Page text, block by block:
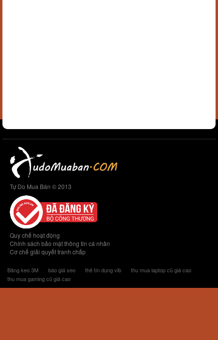
Tự Do Mua Bán © 2013
Quy chế hoạt động
Chính sách bảo mật thông tin cá nhân
Cơ chế giải quyết tranh chấp
Băng keo 3M báo giá seo thẻ tín dụng vib
thu mua laptop cũ giá cao
thu mua gaming cũ giá cao